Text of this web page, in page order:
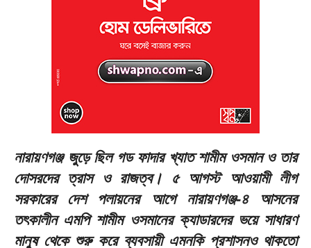
নারায়ণগঞ্জ জুড়ে ছিল গড ফাদার খ্যাত শামীম ওসমান ও তার
দোসরদের ত্রাস ও রাজত্ব। ৫ আগস্ট আওয়ামী লীগ
সরকারের দেশ পলায়নের আগে নারায়ণগঞ্জ-৪ আসনের
তৎকালীন এমপি শামীম ওসমানের ক্যাডারদের ভয়ে সাধারণ
মানুষ থেকে শুরু করে ব্যবসায়ী এমনকি প্রশাসনও থাকতো